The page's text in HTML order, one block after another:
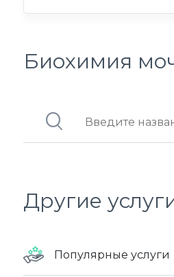
Биохимия
Другие
Популярные услуги